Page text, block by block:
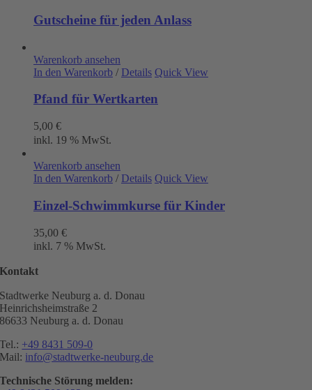
Gutscheine für jeden Anlass
Warenkorb ansehen
In den Warenkorb / Details Quick View
Pfand für Wertkarten
5,00 €
inkl. 19 % MwSt.
Warenkorb ansehen
In den Warenkorb / Details Quick View
Einzel-Schwimmkurse für Kinder
35,00 €
inkl. 7 % MwSt.
Kontakt
Stadtwerke Neuburg a. d. Donau
Heinrichsheimstraße 2
86633 Neuburg a. d. Donau
Tel.: +49 8431 509-0
Mail: info@stadtwerke-neuburg.de
Technische Störung melden: